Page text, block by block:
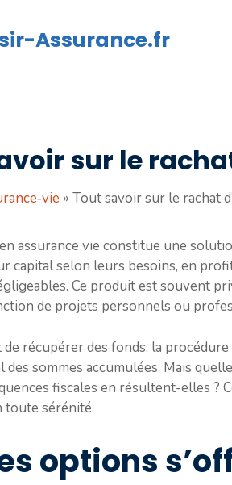
Assurance.fr
sur le
» Tout savoir sur le rachat
assurance vie constitue une
capital selon leurs besoins, en
Ce produit est souvent
de projets personnels ou
de récupérer des fonds, la
sommes accumulées. Mais
fiscales en résultent-elles ?
toute sérénité.
options